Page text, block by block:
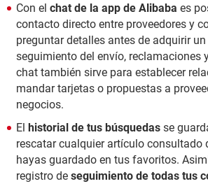
Con el chat de la app de Alibaba es
contacto directo entre proveedores y
preguntar detalles antes de adquirir
seguimiento del envío, reclamaciones
chat también sirve para establecer
mandar tarjetas o propuestas a
negocios.
El historial de tus búsquedas se
rescatar cualquier artículo consultado
hayas guardado en tus favoritos.
registro de seguimiento de todas tus